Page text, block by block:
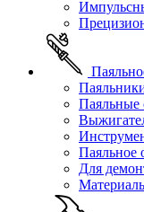
Паяльные
Паяльное
Для